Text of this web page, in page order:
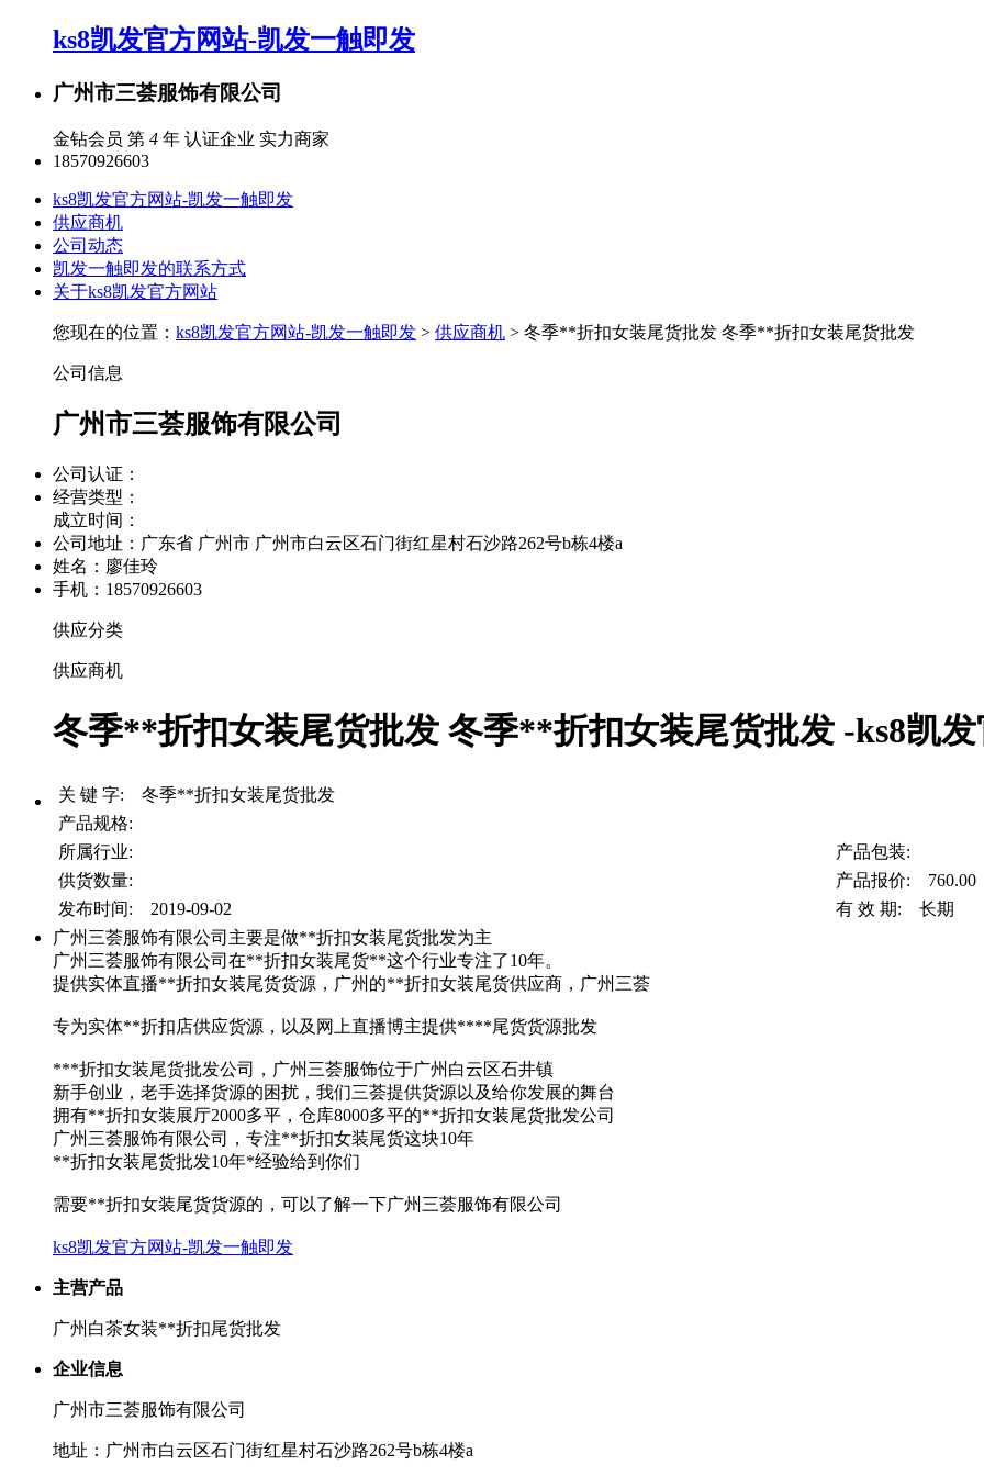
ks8凯发官方网站-凯发一触即发
广州市三荟服饰有限公司
金钻会员 第 4 年 认证企业 实力商家
18570926603
ks8凯发官方网站-凯发一触即发
供应商机
公司动态
凯发一触即发的联系方式
关于ks8凯发官方网站
您现在的位置： ks8凯发官方网站-凯发一触即发 > 供应商机 > 冬季**折扣女装尾货批发 冬季**折扣女装尾货批发
公司信息
广州市三荟服饰有限公司
公司认证：
经营类型：
成立时间：
公司地址： 广东省 广州市 广州市白云区石门街红星村石沙路262号b栋4楼a
姓名：廖佳玲
手机：18570926603
供应分类
供应商机
冬季**折扣女装尾货批发 冬季**折扣女装尾货批发 -ks8凯
关 键 字: 冬季**折扣女装尾货批发
产品规格:
所属行业:
产品包装:
供货数量:
产品报价: 760.00
发布时间: 2019-09-02
有 效 期: 长期
广州三荟服饰有限公司主要是做**折扣女装尾货批发为主
广州三荟服饰有限公司在**折扣女装尾货**这个行业专注了10年。
提供实体直播**折扣女装尾货货源，广州的**折扣女装尾货供应商，广州三荟
专为实体**折扣店供应货源，以及网上直播博主提供****尾货货源批发
***折扣女装尾货批发公司，广州三荟服饰位于广州白云区石井镇
新手创业，老手选择货源的困扰，我们三荟提供货源以及给你发展的舞台
拥有**折扣女装展厅2000多平，仓库8000多平的**折扣女装尾货批发公司
广州三荟服饰有限公司，专注**折扣女装尾货这块10年
**折扣女装尾货批发10年*经验给到你们
需要**折扣女装尾货货源的，可以了解一下广州三荟服饰有限公司
ks8凯发官方网站-凯发一触即发
主营产品
广州白茶女装**折扣尾货批发
企业信息
广州市三荟服饰有限公司
地址：广州市白云区石门街红星村石沙路262号b栋4楼a